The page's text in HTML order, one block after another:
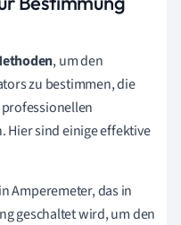
, um den
zu bestimmen, die
Hier sind einige effektive
Amperemeter, das in
geschaltet wird, um den